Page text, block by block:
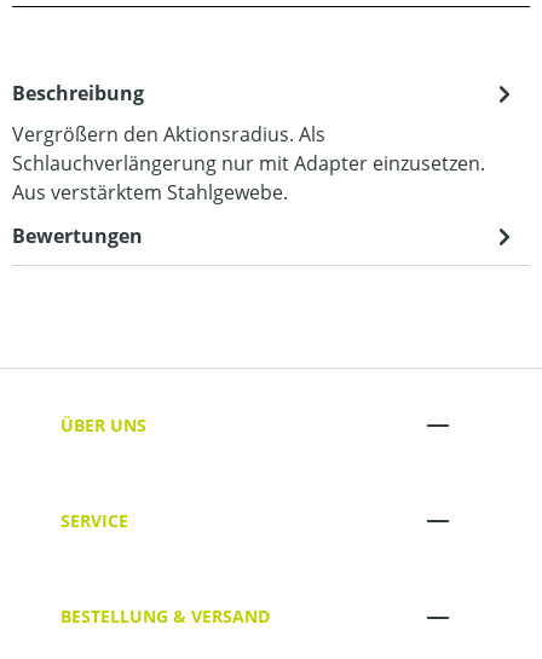
Beschreibung
Vergrößern den Aktionsradius. Als
Schlauchverlängerung nur mit Adapter einzusetzen.
Aus verstärktem Stahlgewebe.
Bewertungen
ÜBER UNS
SERVICE
BESTELLUNG & VERSAND